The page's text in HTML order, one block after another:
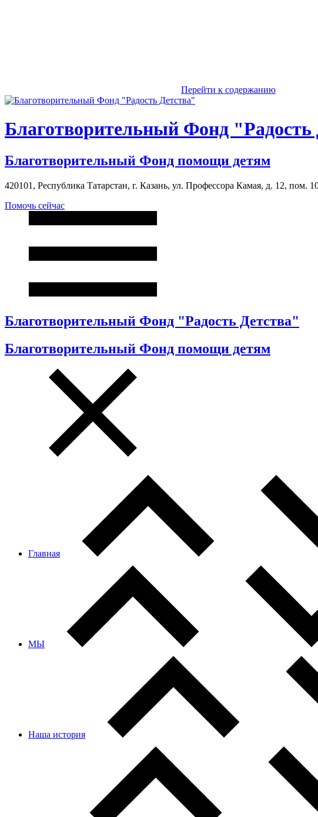
Перейти к содержанию
Благотворительный Фонд "Радость
Благотворительный Фонд помощи детям
420101, Республика Татарстан, г. Казань, ул. Профессора Камая, д. 12, пом.
Помочь сейчас
Благотворительный Фонд "Радость Детства"
Благотворительный Фонд помощи детям
Главная
МЫ
Наша история